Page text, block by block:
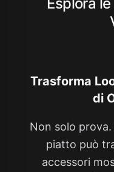
Trasforma
di
Non solo
piatto può
accessori